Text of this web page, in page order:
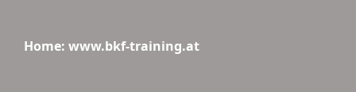
Home: www.bkf-training.at